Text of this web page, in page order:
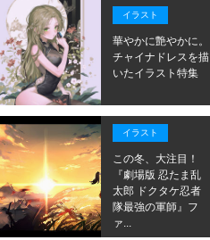
イラスト
華やかに艶やかに。
チャイナドレスを描
いたイラスト特集
イラスト
この冬、大注目！
『劇場版 忍たま乱
太郎 ドクタケ忍者
隊最強の軍師』フ
ァ...